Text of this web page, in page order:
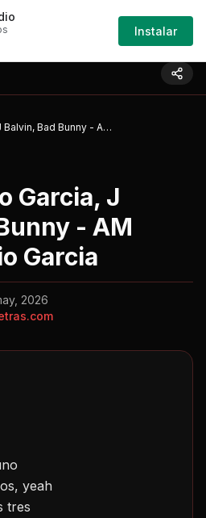
garcia-nio-garcia-j-balvin-bad-
Iniciar
Sesión
Nio Garcia, J Balvin, Bad Bunny - AM Remix
Garcia, J
- AM
Garcia
2026
yeah
tres
Instalar